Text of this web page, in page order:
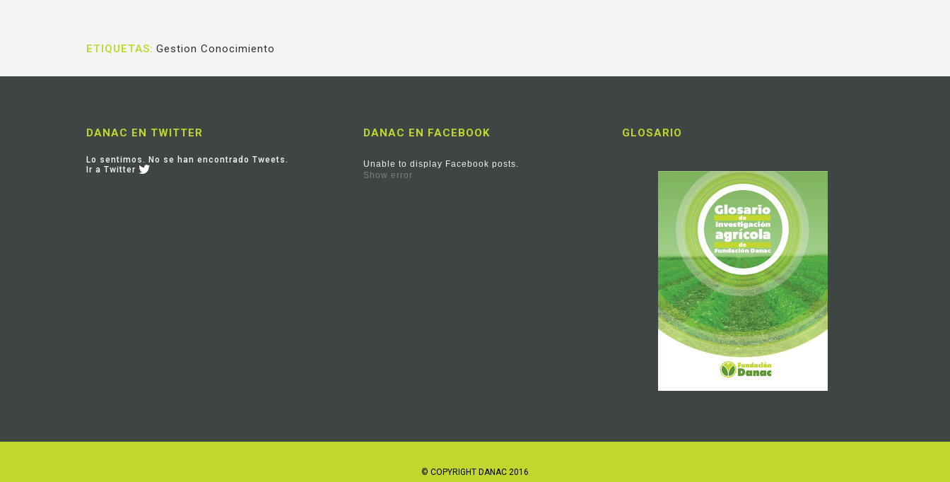
ETIQUETAS: Gestion Conocimiento
DANAC EN TWITTER
Lo sentimos. No se han encontrado Tweets.
Ir a Twitter
DANAC EN FACEBOOK
Unable to display Facebook posts.
Show error
GLOSARIO
© COPYRIGHT DANAC 2016